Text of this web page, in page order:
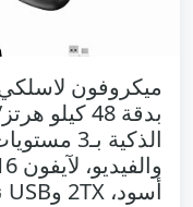
الذكية
أسود، 2TX وUSB نوع سي RX